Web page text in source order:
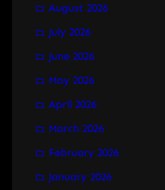
c
h
August 2026
July 2026
June 2026
May 2026
April 2026
March 2026
February 2026
January 2026